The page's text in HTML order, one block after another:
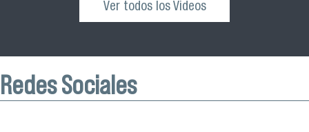
Ver todos los Videos
Redes Sociales